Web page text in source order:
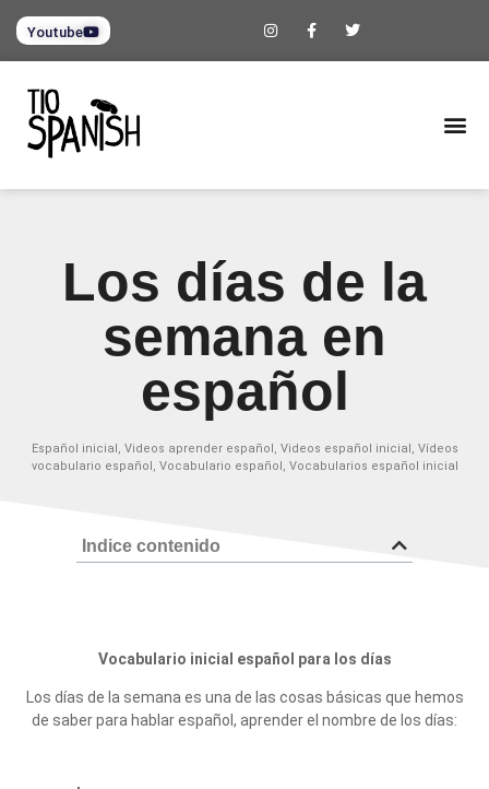
Youtube
Los días de la
semana en
español
Español inicial, Videos aprender español, Videos español inicial, Vídeos
vocabulario español, Vocabulario español, Vocabularios español inicial
Indice contenido
Vocabulario inicial español para los días
Los días de la semana es una de las cosas básicas que hemos
de saber para hablar español, aprender el nombre de los días: